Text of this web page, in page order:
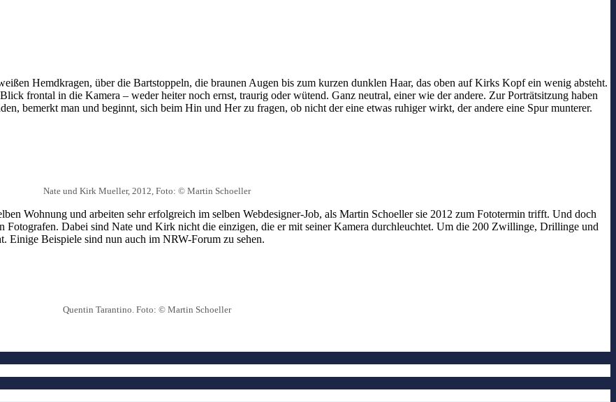
Hemdkragen, über die Bartstoppeln, die braunen Augen bis zum kurzen dunklen Haar, das oben auf Kirks Kopf ein wenig absteht.
frontal in die Kamera – weder heiter noch ernst, traurig oder wütend. Ganz neutral, einer wie der andere. Zur Porträtsitzung haben
bemerkt man und beginnt, sich beim Hin und Her zu fragen, ob nicht der eine etwas ruhiger wirkt, der andere eine Spur munterer.
Nate und Kirk Mueller, 2012, Foto: © Martin Schoeller
Wohnung und arbeiten sehr erfolgreich im selben Webdesigner-Job, als Martin Schoeller sie 2012 zum Fototermin trifft. Und doch
Fotografen. Dabei sind Nate und Kirk nicht die einzigen, die er mit seiner Kamera durchleuchtet. Um die 200 Zwillinge, Drillinge und
Einige Beispiele sind nun auch im NRW-Forum zu sehen.
Quentin Tarantino. Foto: © Martin Schoeller